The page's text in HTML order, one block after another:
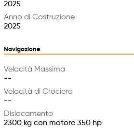
2025
Anno di Costruzione
2025
Navigazione
Velocità Massima
--
Velocità di Crociera
--
Dislocamento
2300 kg con motore 350 hp